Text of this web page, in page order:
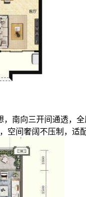
，南向三开间通透，
空间奢阔不压制，适